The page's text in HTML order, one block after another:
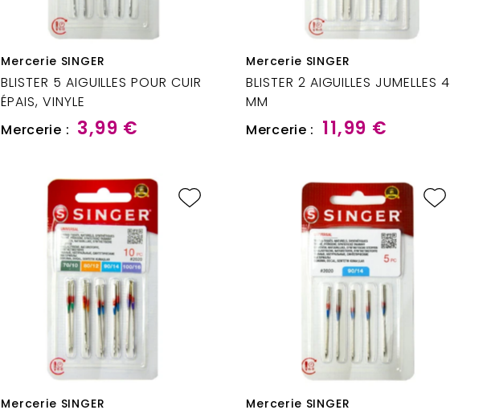
Mercerie SINGER
BLISTER 5 AIGUILLES POUR CUIR
ÉPAIS, VINYLE
Mercerie : 3,99 €
Mercerie SINGER
BLISTER 2 AIGUILLES JUMELLES 4
MM
Mercerie : 11,99 €
Mercerie SINGER Mercerie SINGER